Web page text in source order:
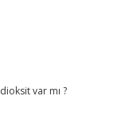
var mı ?